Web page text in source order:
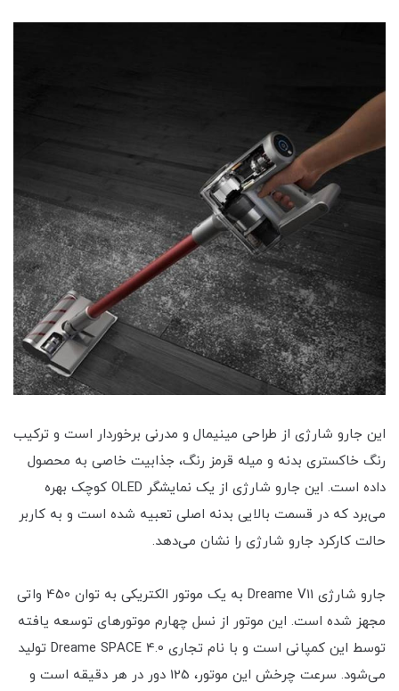
این جارو شارژی از طراحی مینیمال و مدرنی برخوردار است و ترکیب
رنگ خاکستری بدنه و میله قرمز رنگ، جذابیت خاصی به محصول
داده است. این جارو شارژی از یک نمایشگر OLED کوچک بهره
می‌برد که در قسمت بالایی بدنه اصلی تعبیه شده است و به کاربر
حالت کارکرد جارو شارژی را نشان می‌دهد.
جارو شارژی Dreame V11 به یک موتور الکتریکی به توان 450 واتی
مجهز شده است. این موتور از نسل چهارم موتورهای توسعه یافته
توسط این کمپانی است و با نام تجاری Dreame SPACE 4.0 تولید
می‌شود. سرعت چرخش این موتور، 125 دور در هر دقیقه است و